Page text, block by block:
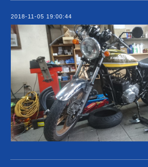
2018-11-05 19:00:44